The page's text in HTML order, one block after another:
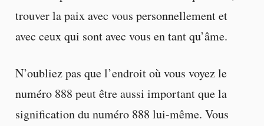
trouver la paix avec vous personnellement et
avec ceux qui sont avec vous en tant qu’âme.
N’oubliez pas que l’endroit où vous voyez le
numéro 888 peut être aussi important que la
signification du numéro 888 lui-même. Vous